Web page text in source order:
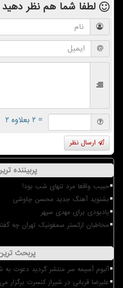
لطفا شما همنظر دهید
= ۲ بعلاوه ۲
ارسال نظر
پربیننده
حبیب واقعا مرد تنهای شب بود!
بشنوید آهنگ جدید محسن چاوشی
یادبودی برای مهدی سپهر
مخاطبان ارکستر سمفونیک تهران چه
پربحث
آلبوم آسیمه سر منتشر گردید دعوت
علیرضا قربانی در شیراز کنسرت برگزار